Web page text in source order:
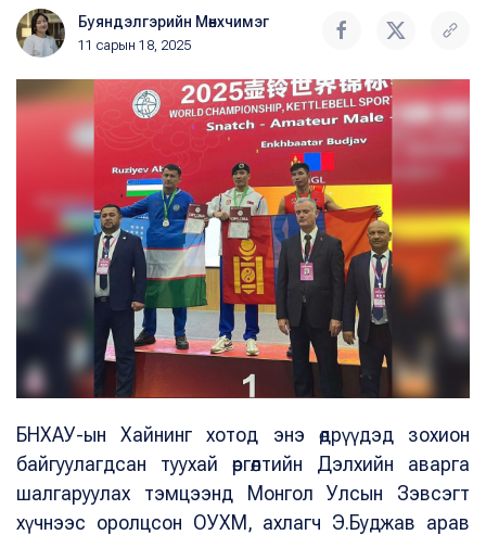
Буяндэлгэрийн Мөнхчимэг
11 сарын 18, 2025
БНХАУ-ын Хайнинг хотод энэ өдрүүдэд зохион
байгуулагдсан туухай өргөлтийн Дэлхийн аварга
шалгаруулах тэмцээнд Монгол Улсын Зэвсэгт
хүчнээс оролцсон ОУХМ, ахлагч Э.Буджав арав